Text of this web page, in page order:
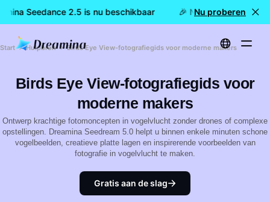
Seedance 2.5 is nu beschikbaar 🎉 Nieuw model LIVE:
Nu proberen
Start Hulpbron Birds Eye View-fotografiegids voor moderne makers
Birds Eye View-fotografiegids voor
moderne makers
Ontwerp krachtige fotomoncepten in vogelvlucht zonder drones of complexe
opstellingen. Dreamina Seedream 5.0 helpt u binnen enkele minuten schone
vogelbeelden, creatieve platte lagen en inspirerende voorbeelden van
fotografie in vogelvlucht te maken.
Gratis aan de slag